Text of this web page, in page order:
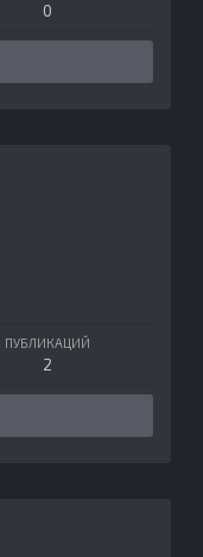
0
ПУБЛИКАЦИЙ
2